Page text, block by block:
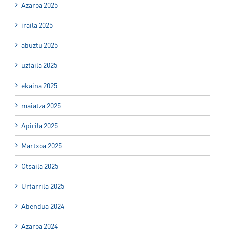
Azaroa 2025
iraila 2025
abuztu 2025
uztaila 2025
ekaina 2025
maiatza 2025
Apirila 2025
Martxoa 2025
Otsaila 2025
Urtarrila 2025
Abendua 2024
Azaroa 2024